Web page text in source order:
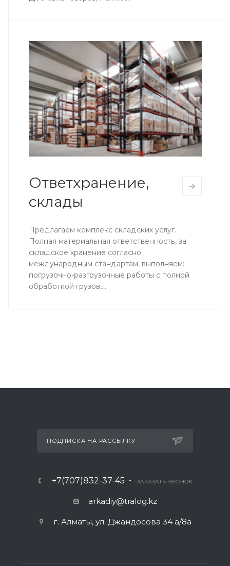
Ответхранение,
склады
Предлагаем комплекс складских услуг.
Полная материальная ответственность, за
складское хранение согласно
международным стандартам, выполняем:
погрузочно-разгрузочные работы с полной
обработкой грузов,...
ПОДПИСКА НА РАССЫЛКУ
+7(707)832-37-45 ЗАКАЗАТЬ ЗВОНОК
arkadiy@tralog.kz
г. Алматы, ул. Джандосова 34 а/8а